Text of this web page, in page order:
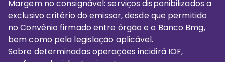
Margem no consignável: serviços disponibilizados a
exclusivo critério do emissor, desde que permitido
no Convênio firmado entre órgão e o Banco Bmg,
bem como pela legislação aplicável.
Sobre determinadas operações incidirá IOF,